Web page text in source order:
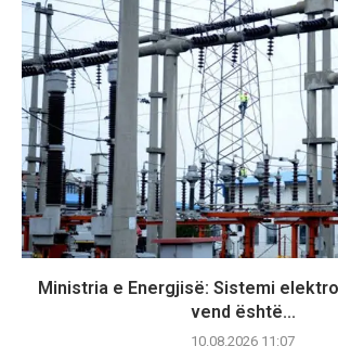
Ministria e Energjisë: Sistemi
vend është...
10.08.2026 11:07